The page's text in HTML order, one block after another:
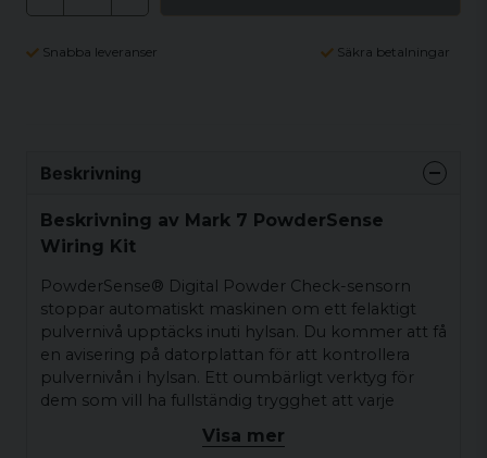
Snabba leveranser Säkra betalningar
Beskrivning
Beskrivning av Mark 7 PowderSense
Wiring Kit
PowderSense® Digital Powder Check-sensorn
stoppar automatiskt maskinen om ett felaktigt
pulvernivå upptäcks inuti hylsan. Du kommer att få
en avisering på datorplattan för att kontrollera
pulvernivån i hylsan. Ett oumbärligt verktyg för
dem som vill ha fullständig trygghet att varje
Visa mer